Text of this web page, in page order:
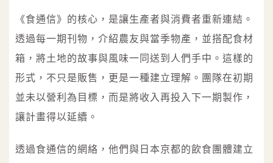
《食通信》的核心，是讓生產者與消費者重新連結。
透過每一期刊物，介紹農友與當季物產，並搭配食材
箱，將土地的故事與風味一同送到人們手中。這樣的
形式，不只是販售，更是一種建立理解。團隊在初期
並未以營利為目標，而是將收入再投入下一期製作，
讓計畫得以延續。
透過食通信的網絡，他們與日本京都的飲食團體建立